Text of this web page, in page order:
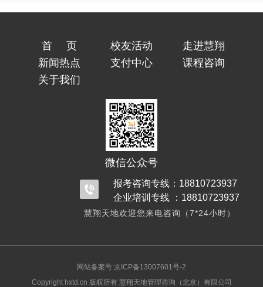
首页 校友活动
走进慧翔
新闻热点
支付中心
课程咨询
关于我们
微信公众号
报考咨询专线：18810723937
企业培训专线 ：18810723937
慧翔天地欢迎您来电咨询（7*24小时）
网站备案号:京ICP备13007601号-2
Copyright hxtd.cn 版权所有 慧翔天地管理咨询（北京）有限公司